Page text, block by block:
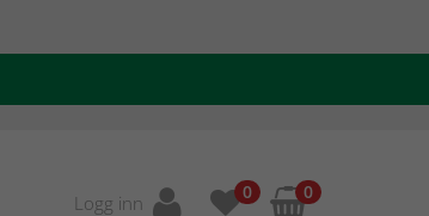
Logg inn 0 0